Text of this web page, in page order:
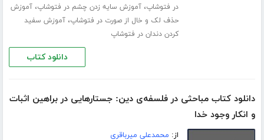
در فتوشاپ،آموزش سایه زدن چشم در فتوشاپ،آموزش
حذف لک و خال از صورت در فتوشاپ،آموزش سفید
کردن دندان در فتوشاپ
دانلود کتاب
دانلود کتاب مباحثی در فلسفه‌ی دین: جستارهایی در براهین اثبات
و انکار وجود خدا
از: محمدعلی میرباقری